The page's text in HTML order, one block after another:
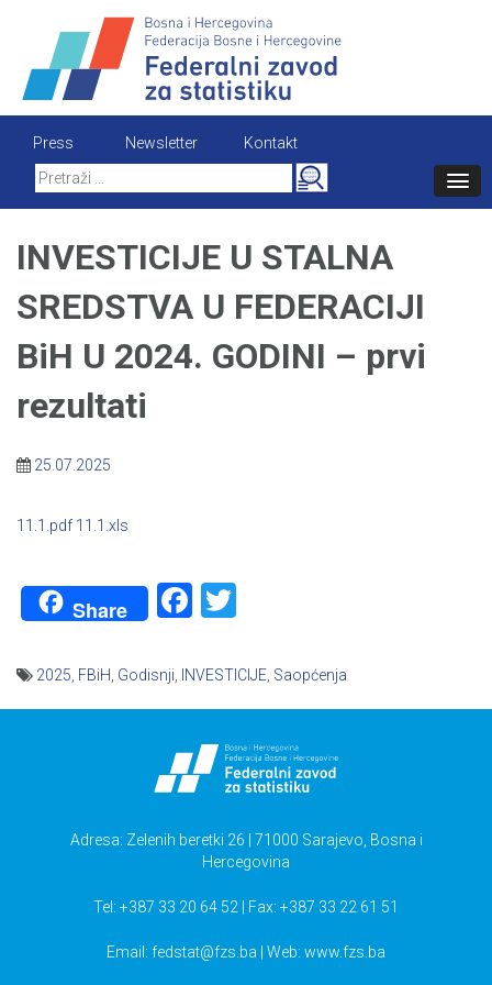
content
Press Newsletter
Kontakt
Search
for:
INVESTICIJE U STALNA
SREDSTVA U FEDERACIJI
BiH U 2024. GODINI – prvi
rezultati
25.07.2025
11.1.pdf 11.1.xls
Share Facebook
2025 FBiH Godisnji INVESTICIJE Saopćenja
Adresa: Zelenih beretki 26 | 71000 Sarajevo, Bosna i
Hercegovina
Tel: +387 33 20 64 52 | Fax: +387 33 22 61 51
Email: fedstat@fzs.ba | Web: www.fzs.ba